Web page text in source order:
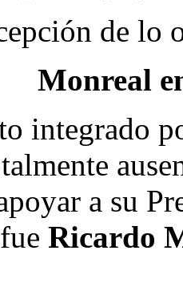
de lo
Monreal
integrado
a su
Ricardo